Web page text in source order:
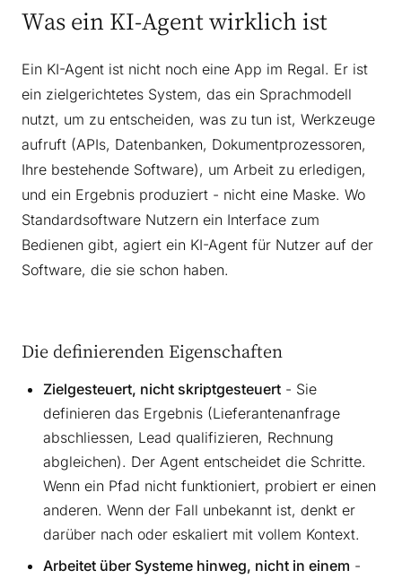
Was ein KI-Agent wirklich ist
Ein KI-Agent ist nicht noch eine App im Regal. Er ist
ein zielgerichtetes System, das ein Sprachmodell
nutzt, um zu entscheiden, was zu tun ist, Werkzeuge
aufruft (APIs, Datenbanken, Dokumentprozessoren,
Ihre bestehende Software), um Arbeit zu erledigen,
und ein Ergebnis produziert - nicht eine Maske. Wo
Standardsoftware Nutzern ein Interface zum
Bedienen gibt, agiert ein KI-Agent für Nutzer auf der
Software, die sie schon haben.
Die definierenden Eigenschaften
Zielgesteuert, nicht skriptgesteuert - Sie
definieren das Ergebnis (Lieferantenanfrage
abschliessen, Lead qualifizieren, Rechnung
abgleichen). Der Agent entscheidet die Schritte.
Wenn ein Pfad nicht funktioniert, probiert er einen
anderen. Wenn der Fall unbekannt ist, denkt er
darüber nach oder eskaliert mit vollem Kontext.
Arbeitet über Systeme hinweg, nicht in einem -